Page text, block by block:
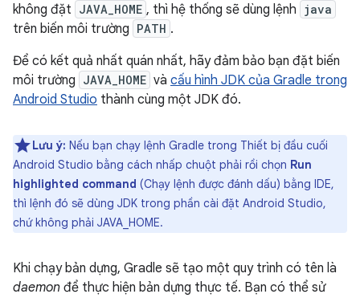
không đặt JAVA_HOME , thì hệ thống sẽ dùng lệnh java
trên biến môi trường PATH .
Để có kết quả nhất quán nhất, hãy đảm bảo bạn đặt biến
môi trường JAVA_HOME và cấu hình JDK của Gradle trong
Android Studio thành cùng một JDK đó.
Lưu ý: Nếu bạn chạy lệnh Gradle trong Thiết bị đầu cuối
Android Studio bằng cách nhấp chuột phải rồi chọn Run
highlighted command (Chạy lệnh được đánh dấu) bằng IDE,
thì lệnh đó sẽ dùng JDK trong phần cài đặt Android Studio,
chứ không phải JAVA_HOME.
Khi chạy bản dựng, Gradle sẽ tạo một quy trình có tên là
daemon để thực hiện bản dựng thực tế. Bạn có thể sử